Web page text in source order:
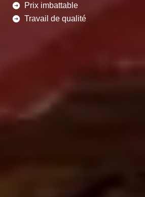
Prix imbattable
Travail de qualité